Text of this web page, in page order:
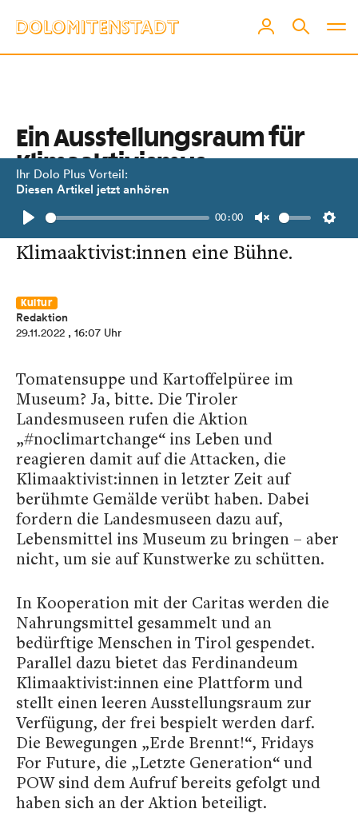
Ihr Dolo Plus Vorteil:
Diesen Artikel jetzt anhören
Play
00:00
Unmute
Ein Ausstellungsraum für
Klimaaktivismus
Mit der Aktion #noclimartchange
bieten die Tiroler Landesmuseen
Klimaaktivist:innen eine Bühne.
Kultur
Redaktion
29.11.2022 , 16:07 Uhr
Tomatensuppe und Kartoffelpüree im
Museum? Ja, bitte. Die Tiroler
Landesmuseen rufen die Aktion
„#noclimartchange“ ins Leben und
reagieren damit auf die Attacken, die
Klimaaktivist:innen in letzter Zeit auf
berühmte Gemälde verübt haben. Dabei
fordern die Landesmuseen dazu auf,
Lebensmittel ins Museum zu bringen – aber
nicht, um sie auf Kunstwerke zu schütten.
In Kooperation mit der Caritas werden die
Nahrungsmittel gesammelt und an
bedürftige Menschen in Tirol gespendet.
Parallel dazu bietet das Ferdinandeum
Klimaaktivist:innen eine Plattform und
stellt einen leeren Ausstellungsraum zur
Verfügung, der frei bespielt werden darf.
Die Bewegungen „Erde Brennt!“, Fridays
For Future, die „Letzte Generation“ und
POW sind dem Aufruf bereits gefolgt und
haben sich an der Aktion beteiligt.